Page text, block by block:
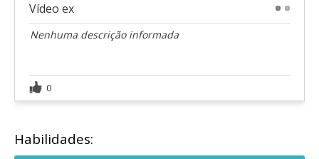
Vídeo ex
Nenhuma descrição informada
0
Habilidades: